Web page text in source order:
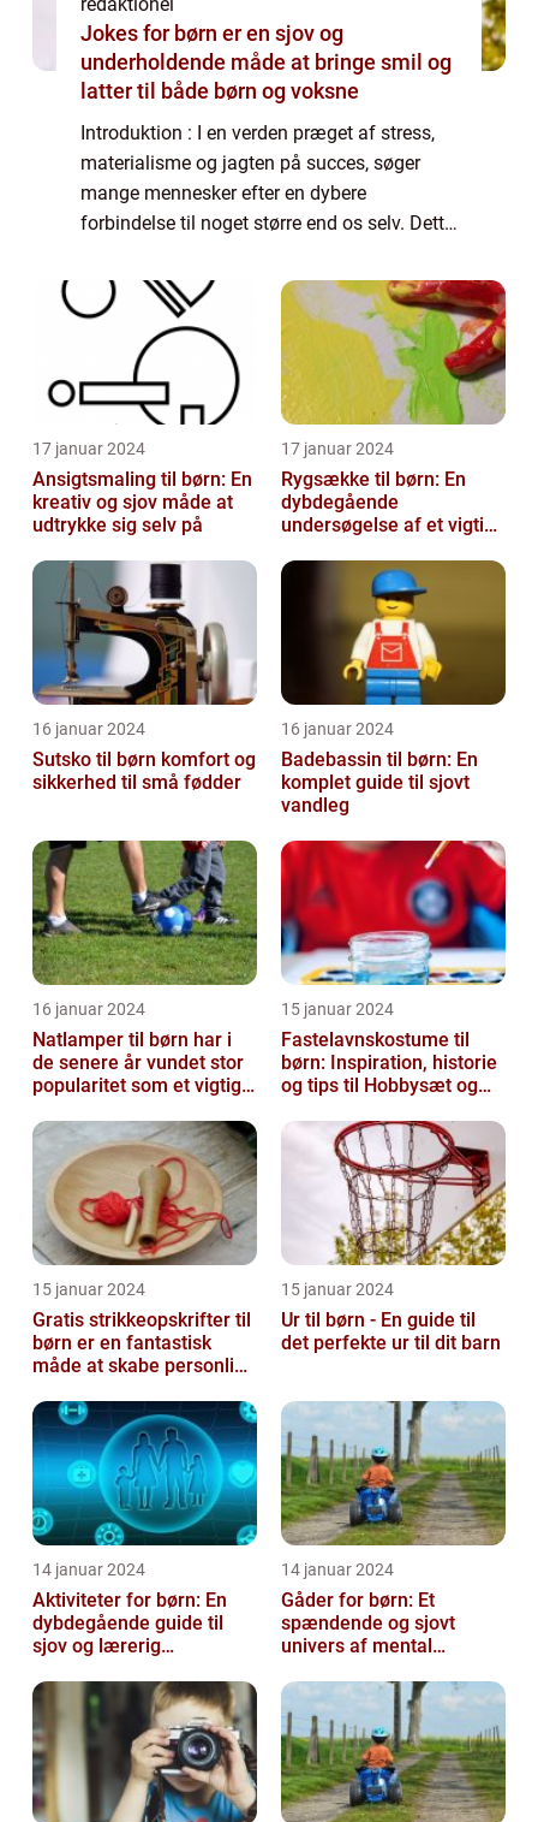
redaktionel
Jokes for børn er en sjov og
underholdende måde at bringe smil og
latter til både børn og voksne
Introduktion : I en verden præget af stress,
materialisme og jagten på succes, søger
mange mennesker efter en dybere
forbindelse til noget større end os selv. Dette
efterspørgsel efter spirituelle bøger, som
søge...
17 januar 2024
Ansigtsmaling til børn: En
kreativ og sjov måde at
udtrykke sig selv på
17 januar 2024
Rygsække til børn: En
dybdegående
undersøgelse af et vigtigt
16 januar 2024
Sutsko til børn komfort og
sikkerhed til små fødder
16 januar 2024
Badebassin til børn: En
komplet guide til sjovt
vandleg
16 januar 2024
Natlamper til børn har i
de senere år vundet stor
popularitet som et vigtigt
børneværelset...
15 januar 2024
Fastelavnskostume til
børn: Inspiration, historie
og tips til Hobbysæt og
15 januar 2024
Gratis strikkeopskrifter til
børn er en fantastisk
måde at skabe personlige
15 januar 2024
Ur til børn - En guide til
det perfekte ur til dit barn
14 januar 2024
Aktiviteter for børn: En
dybdegående guide til
sjov og lærerig
14 januar 2024
Gåder for børn: Et
spændende og sjovt
univers af mental